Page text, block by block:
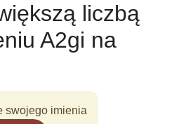
liczbą
A2gi na
swojego imienia